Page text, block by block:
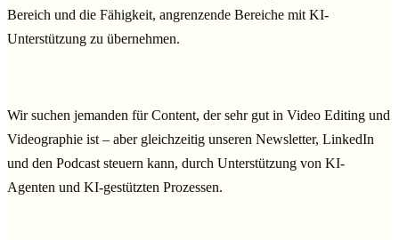
Bereich und die Fähigkeit, angrenzende Bereiche mit KI-
Unterstützung zu übernehmen.
Wir suchen jemanden für Content, der sehr gut in Video Editing und
Videographie ist – aber gleichzeitig unseren Newsletter, LinkedIn
und den Podcast steuern kann, durch Unterstützung von KI-
Agenten und KI-gestützten Prozessen.